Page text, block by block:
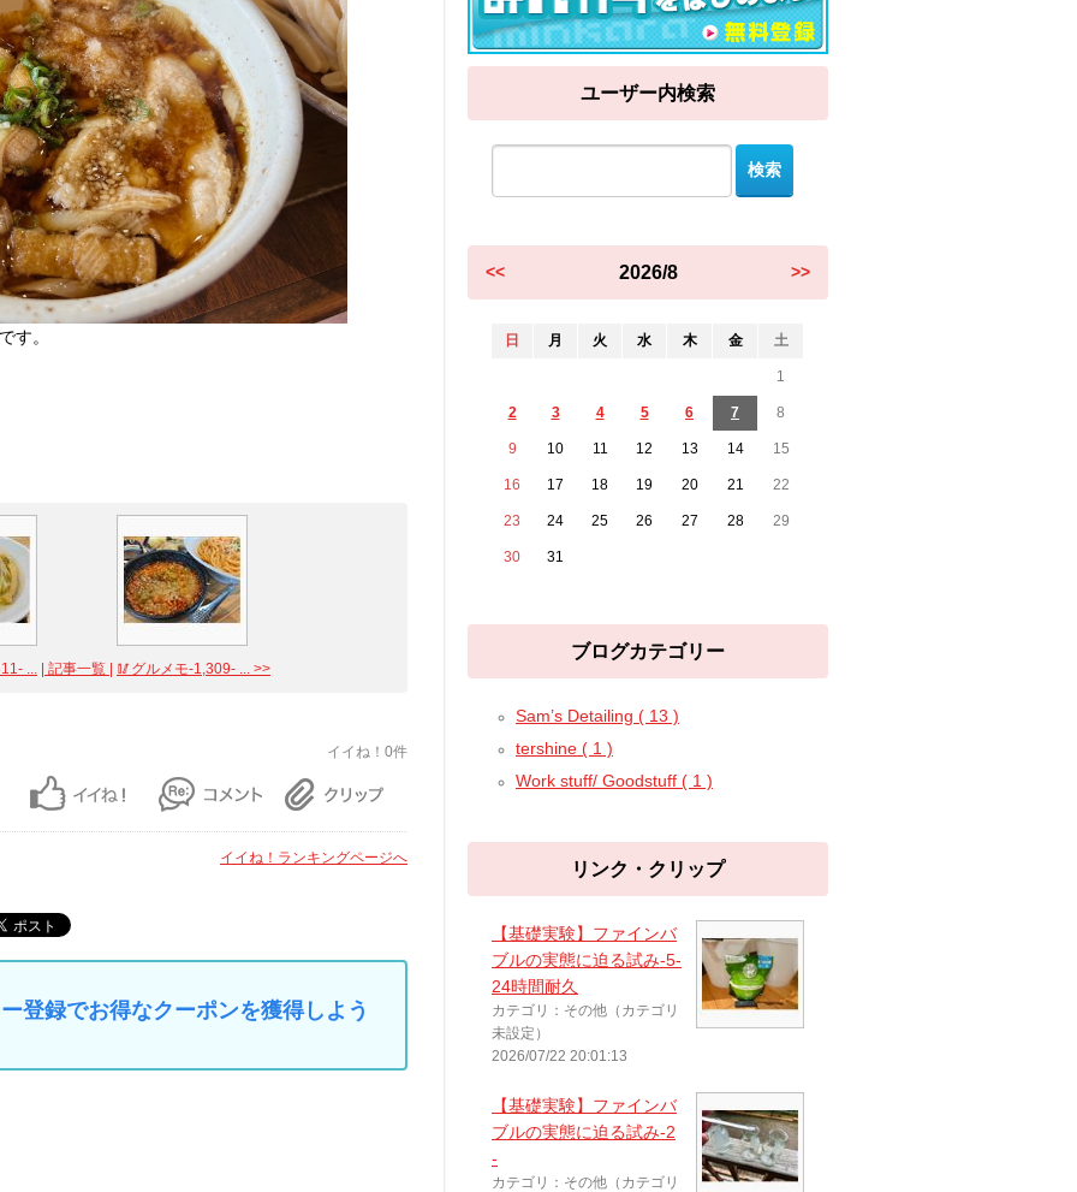
す。
... | 記事一覧 | 🥢グルメモ-1,309- ... >>
イイね！0件
イイね！ランキングページへ
登録でお得なクーポンを獲得しよう
ユーザー内検索
<< 2026/8 >>
日 月 火 水 木 金 土
1
2 3 4 5 6 7 8
9 10 11 12 13 14 15
16 17 18 19 20 21 22
23 24 25 26 27 28 29
30 31
ブログカテゴリー
Sam’s Detailing ( 13 )
tershine ( 1 )
Work stuff/ Goodstuff ( 1 )
リンク・クリップ
【基礎実験】ファインバ
ブルの実態に迫る試み-5-
24時間耐久
カテゴリ：その他（カテゴリ
未設定）
2026/07/22 20:01:13
【基礎実験】ファインバ
ブルの実態に迫る試み-2
-
カテゴリ：その他（カテゴリ